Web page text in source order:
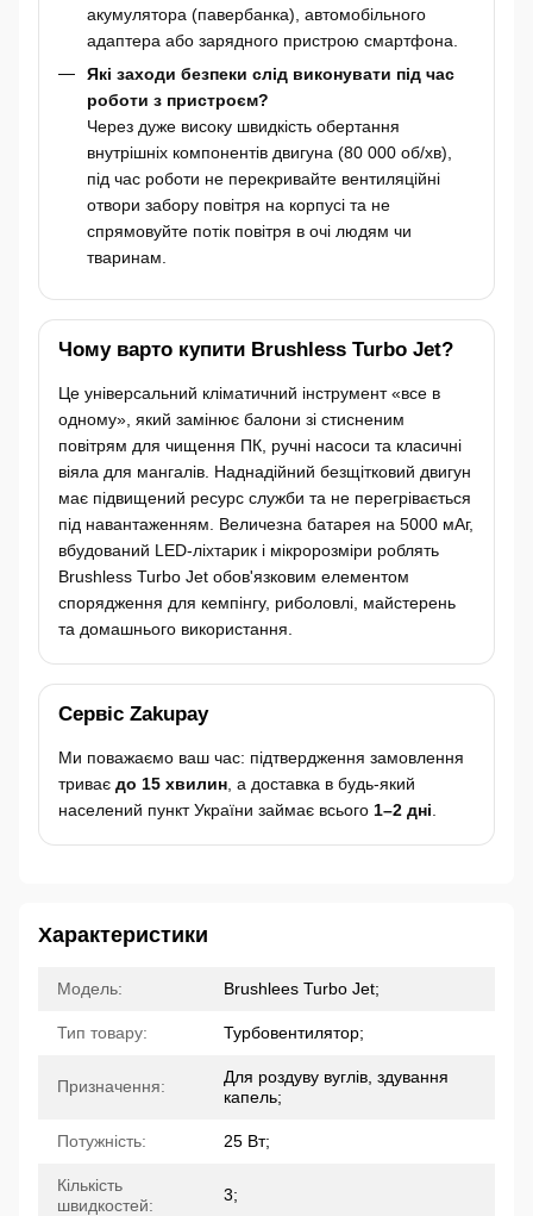
акумулятора (павербанка), автомобільного
адаптера або зарядного пристрою смартфона.
Які заходи безпеки слід виконувати під час
роботи з пристроєм?
Через дуже високу швидкість обертання
внутрішніх компонентів двигуна (80 000 об/хв),
під час роботи не перекривайте вентиляційні
отвори забору повітря на корпусі та не
спрямовуйте потік повітря в очі людям чи
тваринам.
Чому варто купити Brushless Turbo Jet?
Це універсальний кліматичний інструмент «все в
одному», який замінює балони зі стисненим
повітрям для чищення ПК, ручні насоси та класичні
віяла для мангалів. Наднадійний безщітковий двигун
має підвищений ресурс служби та не перегрівається
під навантаженням. Величезна батарея на 5000 мАг,
вбудований LED-ліхтарик і мікророзміри роблять
Brushless Turbo Jet обов'язковим елементом
спорядження для кемпінгу, риболовлі, майстерень
та домашнього використання.
Сервіс Zakupay
Ми поважаємо ваш час: підтвердження замовлення
триває до 15 хвилин , а доставка в будь-який
населений пункт України займає всього 1–2 дні
Характеристики
Модель: Brushlees Turbo Jet;
Тип товару: Турбовентилятор;
Призначення:
Для роздуву вуглів, здування
капель;
Потужність: 25 Вт;
Кількість
швидкостей:
3;